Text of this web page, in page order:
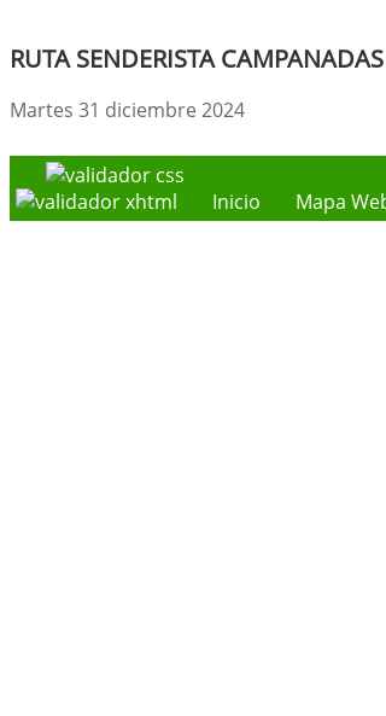
RUTA SENDERISTA
Martes 31 diciembre 2024
Inicio Mapa